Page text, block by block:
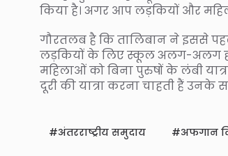
किया है। अगर आप लड़कियों और
गौरतलब है कि तालिबान ने इससे
लड़कियों के लिए स्कूल अलग-अलग
महिलाओं को बिना पुरुषों के लंबी
दूरी की यात्रा करना चाहती हैं उनके
अंतरराष्ट्रीय समुदाय अफगान